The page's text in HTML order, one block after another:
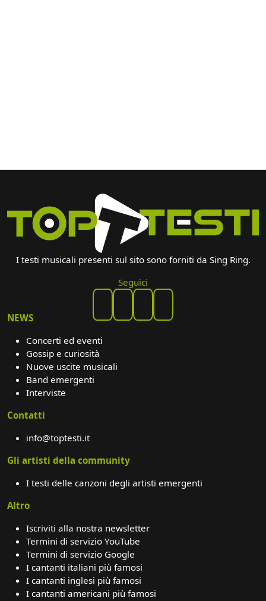
I testi musicali presenti sul sito sono forniti da Sing Ring.
Seguici
NEWS
Concerti ed eventi
Gossip e curiosità
Nuove uscite musicali
Band emergenti
Interviste
Contatti
info@toptesti.it
Gli artisti della community
I testi delle canzoni degli artisti emergenti
Altro
Iscriviti alla nostra newsletter
Termini di servizio YouTube
Termini di servizio Google
I cantanti italiani più famosi
I cantanti inglesi più famosi
I cantanti americani più famosi